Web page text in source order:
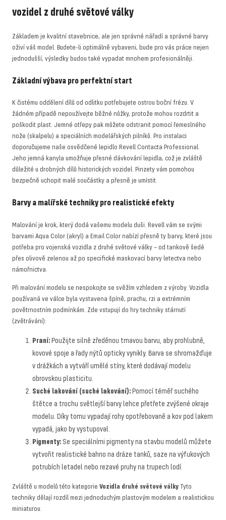
vozidel z druhé světové války
Základem je kvalitní stavebnice, ale jen správné nářadí a správné barvy
oživí váš model. Budete-li optimálně vybaveni, bude pro vás práce nejen
jednodušší, výsledky budou také vypadat mnohem profesionálněji.
Základní výbava pro perfektní start
K čistému oddělení dílů od odlitku potřebujete ostrou boční frézu. V
žádném případě nepoužívejte běžné nůžky, protože mohou rozdrtit a
poškodit plast. Jemné otřepy pak můžete odstranit pomocí řemeslného
nože (skalpelu) a speciálních modelářských pilníků. Pro instalaci
doporučujeme naše osvědčené lepidlo Revell Contacta Professional.
Jeho jemná kanyla umožňuje přesné dávkování lepidla, což je zvláště
důležité u drobných dílů historických vozidel. Pinzety vám pomohou
bezpečně uchopit malé součástky a přesně je umístit.
Barvy a malířské techniky pro realistické efekty
Malování je krok, který dodá vašemu modelu duši. Revell vám se svými
barvami Aqua Color (akryl) a Email Color nabízí přesně ty barvy, které jsou
potřeba pro vojenská vozidla z druhé světové války – od tankově šedé
přes olivově zelenou až po specifické maskovací barvy letectva nebo
námořnictva.
Při malování modelu se nespokojte se svěžím vzhledem z výroby. Vozidla
používaná ve válce byla vystavena špíně, prachu, rzi a extrémním
povětrnostním podmínkám. Zde vstupují do hry techniky stárnutí
(zvětrávání):
Praní:Použijte silně zředěnou tmavou barvu, aby prohlubně,
kovové spoje a řady nýtů opticky vynikly. Barva se shromažďuje
v drážkách a vytváří umělé stíny, které dodávají modelu
obrovskou plasticitu.
Suché lakování (suché lakování):Pomocí téměř suchého
štětce a trochu světlejší barvy lehce přetřete zvýšené okraje
modelu. Díky tomu vypadají rohy opotřebovaně a kov pod lakem
vypadá, jako by vystupoval.
Pigmenty: Se speciálními pigmenty na stavbu modelů můžete
vytvořit realistické bahno na dráze tanků, saze na výfukových
potrubích letadel nebo rezavé pruhy na trupech lodí.
Zvláště u modelů této kategorie Vozidla druhé světové války Tyto
techniky dělají rozdíl mezi jednoduchým plastovým modelem a realistickou
miniaturou.